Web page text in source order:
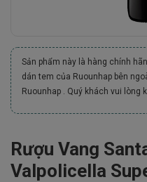
Sản phẩm này là hàng chính
dán tem của Ruounhap bên
Ruounhap . Quý khách vui lòng
Rượu Vang
Valpolicella